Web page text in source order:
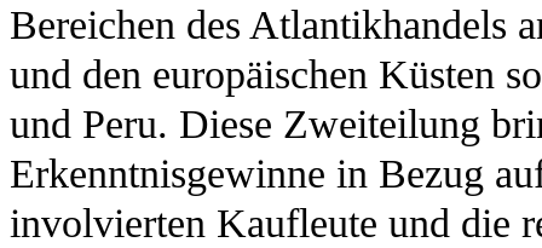
Bereichen des Atlantikhandels
und den europäischen Küsten
und Peru. Diese Zweiteilung
Erkenntnisgewinne in Bezug
involvierten Kaufleute und die